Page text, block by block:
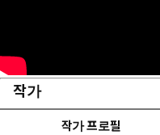
작가
작가 프로필